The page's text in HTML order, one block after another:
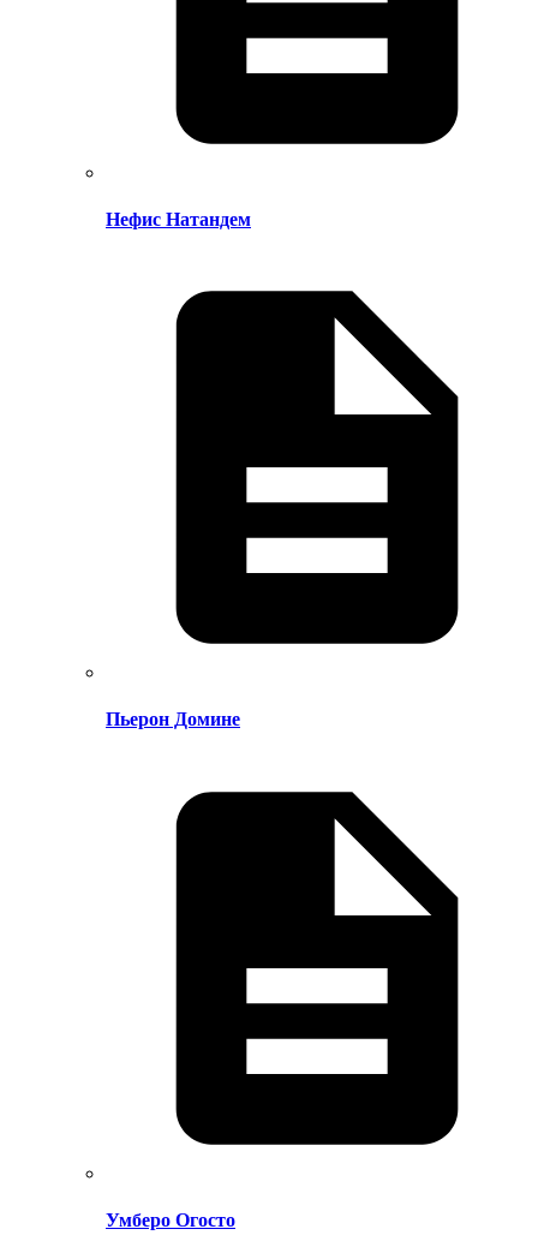
Нефис Натандем
Пьерон Домине
Умберо Огосто